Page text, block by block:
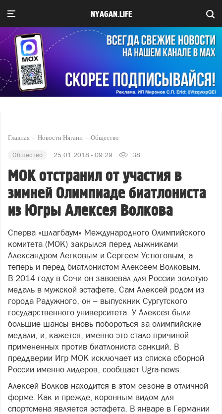
NYAGAN.LIFE
Главная Новости Нягани Общество
Общество 25.01.2018 - 09:29 38
МОК отстранил от участия в
зимней Олимпиаде биатлониста
из Югры Алексея Волкова
Сперва «шлагбаум» Международного Олимпийского
комитета (МОК) закрылся перед лыжниками
Александром Легковым и Сергеем Устюговым, а
теперь и перед биатлонистом Алексеем Волковым.
В 2014 году в Сочи он завоевал для России золотую
медаль в мужской эстафете. Сам Алексей родом из
города Радужного, он – выпускник Сургутского
государственного университета. У Алексея были
большие шансы вновь побороться за олимпийские
медали, и, кажется, именно это стало причиной
примененных против биатлониста санкций. В
преддверии Игр МОК исключает из списка сборной
России именно лидеров, сообщает Ugra-news.
Алексей Волков находится в этом сезоне в отличной
форме. Как и прежде, коронным видом для
спортсмена является эстафета. В январе в Германии